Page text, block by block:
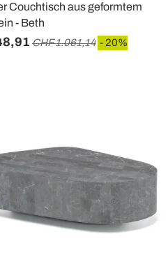
Couchtisch aus geformtem
- Beth
CHF 1.061,14 - 20%